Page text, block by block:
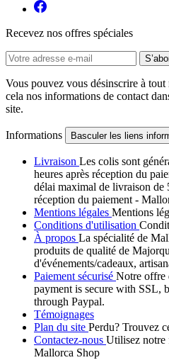
Recevez nos offres spéciales
Vous pouvez vous désinscrire à
cela nos informations de contact
site.
Informations Basculer les liens
Livraison Les colis sont
heures après réception du
délai maximal de livraison de
réception du paiement -
Mentions légales Mentions
Conditions d'utilisation
À propos La spécialité de
produits de qualité de
d'événements/cadeaux,
Paiement sécurisé Notre offre
payment is secure with SSL,
through Paypal.
Témoignages
Plan du site Perdu? Trouvez
Contactez-nous Utilisez notre
Mallorca Shop